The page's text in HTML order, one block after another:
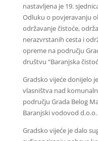
nastavljena je 19.
Odluku o povjeravanju
održavanje čistoće,
nerazvrstanih cesta i
opreme na području
društvu “Baranjska
Gradsko vijeće donijelo
vlasništva nad
području Grada Belog
Baranjski vodovod
Gradsko vijeće je dalo